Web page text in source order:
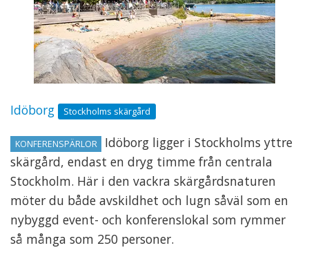
Idöborg Stockholms skärgård
KONFERENSPÄRLOR
Idöborg ligger i Stockholms yttre
skärgård, endast en dryg timme från centrala
Stockholm. Här i den vackra skärgårdsnaturen
möter du både avskildhet och lugn såväl som en
nybyggd event- och konferenslokal som rymmer
så många som 250 personer.